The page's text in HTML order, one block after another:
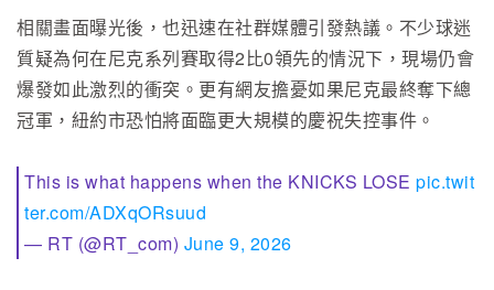
相關畫面曝光後，也迅速在社群媒體引發熱議。不少球迷
質疑為何在尼克系列賽取得2比0領先的情況下，現場仍會
爆發如此激烈的衝突。更有網友擔憂如果尼克最終奪下總
冠軍，紐約市恐怕將面臨更大規模的慶祝失控事件。
This is what happens when the KNICKS LOSE pic.twit
ter.com/ADXqORsuud
— RT (@RT_com) June 9, 2026